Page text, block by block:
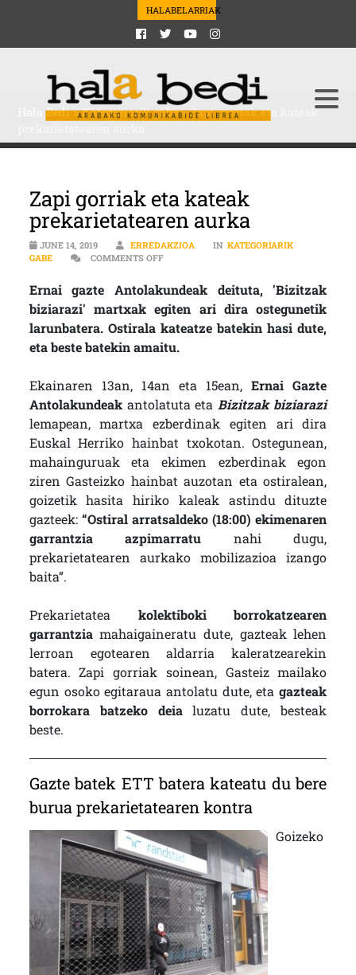
HALABELARRIAK
Hala Bedi>Kategoriarik gabe>Zapi gorriak eta kateak
Zapi gorriak eta kateak
prekarietatearen aurka
JUNE 14, 2019 ERREDAKZIOA IN KATEGORIARIK
GABE
COMMENTS OFFON ZAPI GORRIAK ETA KATEAK
Ernai gazte Antolakundeak deituta, 'Bizitzak
biziarazi' martxak egiten ari dira ostegunetik
larunbatera. Ostirala kateatze batekin hasi dute,
eta beste batekin amaitu.
Ekainaren 13an, 14an eta 15ean,Ernai Gazte
Antolakundeakantolatuta eta Bizitzak biziarazi
lemapean, martxa ezberdinak egiten ari dira
Euskal Herriko hainbat txokotan. Ostegunean,
mahainguruak eta ekimen ezberdinak egon
ziren Gasteizko hainbat auzotan eta ostiralean,
goizetik hasita hiriko kaleak astindu dituzte
gazteek:“Ostiral arratsaldeko (18:00) ekimenaren
garrantzia azpimarratu nahi dugu,
prekarietatearen aurkako mobilizazioa izango
baita”.
Prekarietatea kolektiboki borrokatzearen
garrantziamahaigaineratu dute, gazteak lehen
lerroan egotearen aldarria kaleratzearekin
batera. Zapi gorriak soinean, Gasteiz mailako
egun osoko egitaraua antolatu dute, eta gazteak
borrokara batzeko deialuzatu dute, besteak
beste.
Gazte batek ETT batera kateatu du bere
burua prekarietatearen kontra
Goizeko